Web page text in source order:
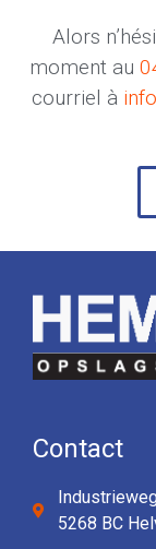
Alors
moment au
courriel à
Contact
5268 BC